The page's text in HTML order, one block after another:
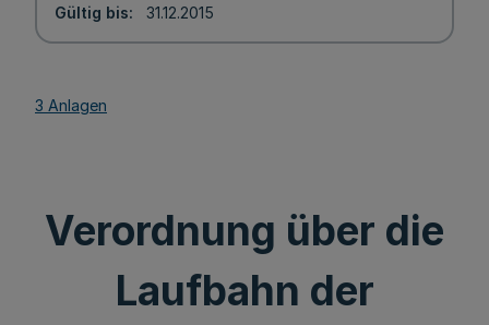
Gültig bis
31.12.2015
3 Anlagen
Verordnung über die
Laufbahn der